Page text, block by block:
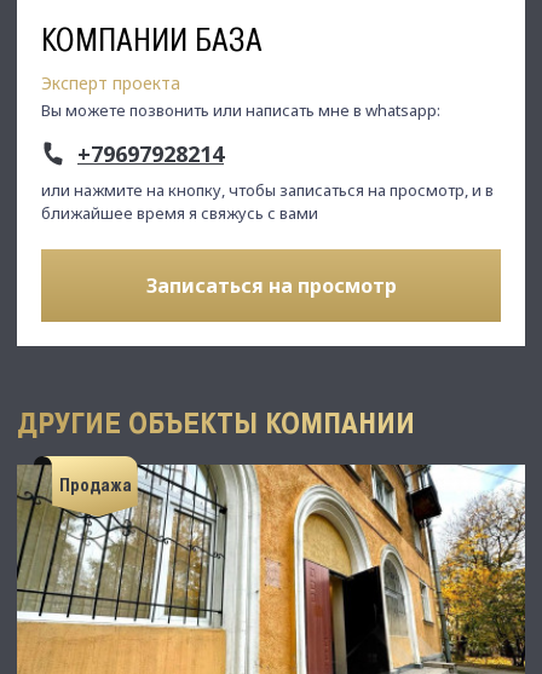
КОМПАНИИ БАЗА
Эксперт проекта
Вы можете позвонить или написать мне в whatsapp:
+79697928214
или нажмите на кнопку, чтобы записаться на просмотр, и в
ближайшее время я свяжусь с вами
Записаться на просмотр
ДРУГИЕ ОБЪЕКТЫ КОМПАНИИ
Продажа